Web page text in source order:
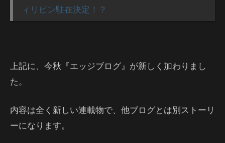
ィリピン駐在決定！？
上記に、今秋『エッジブログ』が新しく加わりまし
た。
内容は全く新しい連載物で、他ブログとは別ストーリ
ーになります。